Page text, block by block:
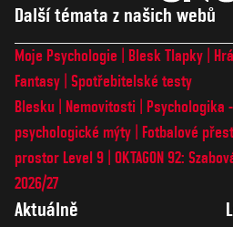
Další témata z našich webů
Moje Psychologie Blesk Tlapky
Fantasy Spotřebitelské testy
Blesku
Nemovitosti
Psychologika
psychologické mýty
Fotbalové
prostor Level 9 OKTAGON 92:
2026/27
Aktuálně